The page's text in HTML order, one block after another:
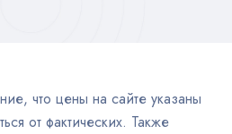
что цены на сайте указаны
от фактических. Также